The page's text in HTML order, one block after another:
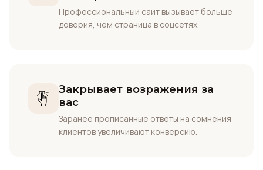
Профессиональный сайт вызывает больше
доверия, чем страница в соцсетях.
Закрывает возражения за
вас
Заранее прописанные ответы на сомнения
клиентов увеличивают конверсию.